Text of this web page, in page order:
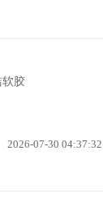
软胶
2026-07-30 04:37:32